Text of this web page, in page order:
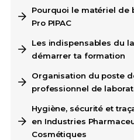
Pourquoi le matériel de
Pro PIPAC
Les indispensables du
démarrer ta formation
Organisation du poste
professionnel de
Hygiène, sécurité et
en Industries
Cosmétiques